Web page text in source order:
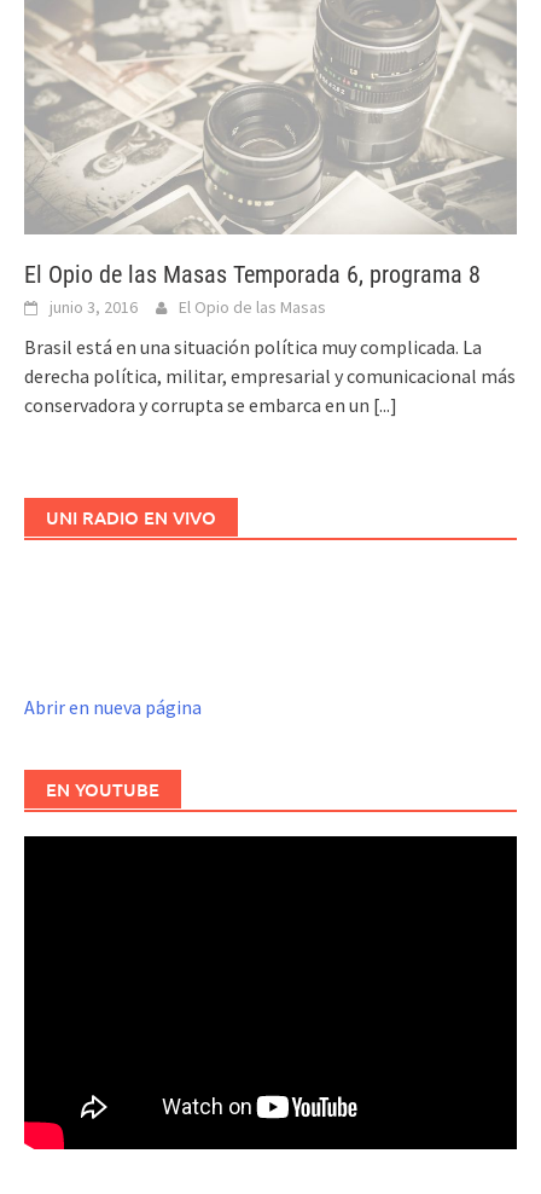
El Opio de las Masas Temporada 6, programa 8
junio 3, 2016 El Opio de las Masas
Brasil está en una situación política muy complicada. La
derecha política, militar, empresarial y comunicacional más
conservadora y corrupta se embarca en un [...]
UNI RADIO EN VIVO
Abrir en nueva página
EN YOUTUBE